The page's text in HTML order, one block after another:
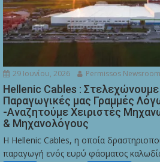
29 Ιουνίου, 2026 Permissos Newsroom
Hellenic Cables : Στελεχώνουμε
Παραγωγικές μας Γραμμές
-Αναζητούμε Χειριστές
& Μηχανολόγους
Η Hellenic Cables, η οποία
παραγωγή ενός ευρύ φάσματος